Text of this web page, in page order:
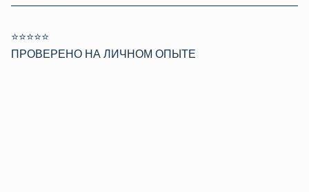
⭐⭐⭐⭐⭐
ПРОВЕРЕНО НА ЛИЧНОМ ОПЫТЕ